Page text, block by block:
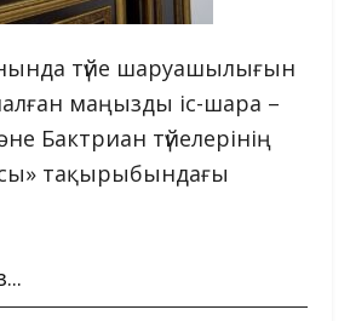
түйе шаруашылығын
маңызды іс-шара –
Бактриан түйелерінің
тақырыбындағы